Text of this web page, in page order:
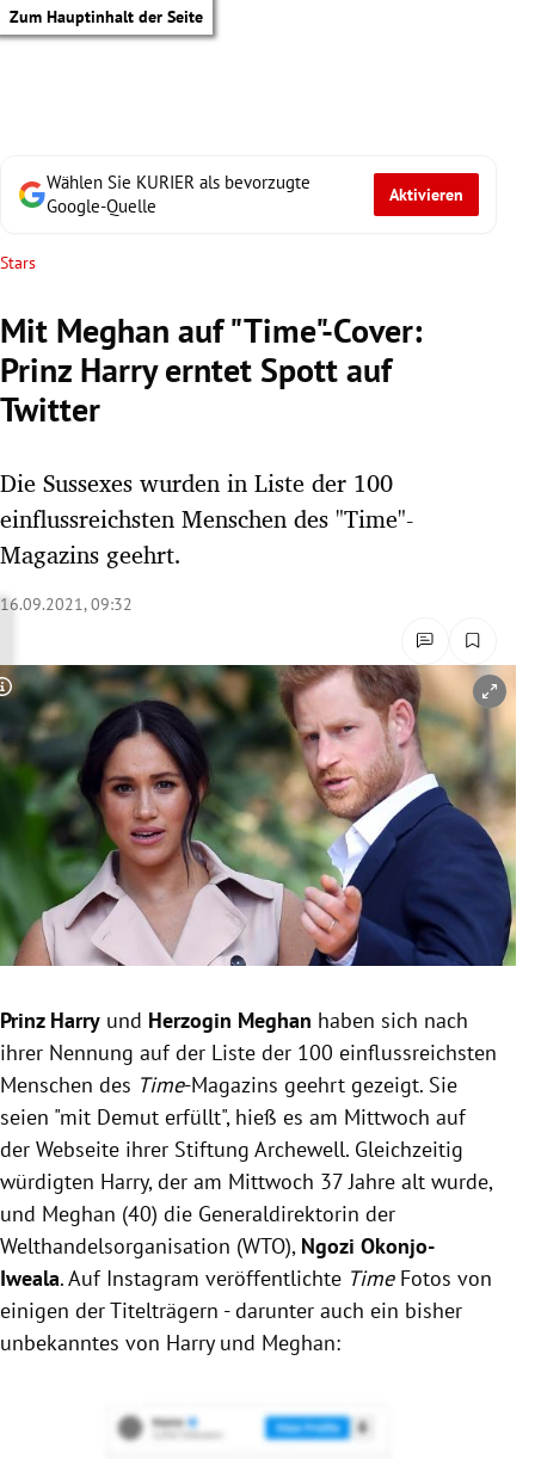
Zum Hauptinhalt der Seite
Untermenü
Untermenü
Untermenü
Untermenü
Untermenü
Untermenü
Untermenü
Untermenü
Untermenü
Wählen Sie KURIER als bevorzugte
Google-Quelle
Aktivieren
Stars
Mit Meghan auf "Time"-Cover:
Prinz Harry erntet Spott auf
Twitter
Die Sussexes wurden in Liste der 100
einflussreichsten Menschen des "Time"-
Magazins geehrt.
16.09.2021, 09:32
Copyright-Hinweis öffnen/schließen
Prinz Harry und Herzogin Meghan haben sich nach
ihrer Nennung auf der Liste der 100 einflussreichsten
Menschen des Time-Magazins geehrt gezeigt. Sie
seien "mit Demut erfüllt", hieß es am Mittwoch auf
der Webseite ihrer Stiftung Archewell. Gleichzeitig
würdigten Harry, der am Mittwoch 37 Jahre alt wurde,
und Meghan (40) die Generaldirektorin der
Welthandelsorganisation (WTO), Ngozi Okonjo-
Iweala. Auf Instagram veröffentlichte TimeFotos von
einigen der Titelträgern - darunter auch ein bisher
unbekanntes von Harry und Meghan: